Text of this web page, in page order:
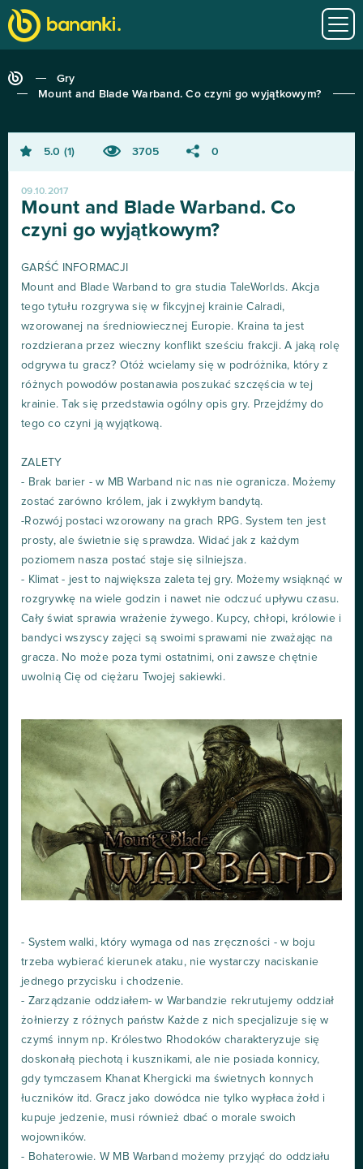
Gry
Mount and Blade Warband. Co czyni go wyjątkowym?
5.0 1 3705 0
09.10.2017
Mount and Blade Warband. Co
czyni go wyjątkowym?
GARŚĆ INFORMACJI
Mount and Blade Warband to gra studia TaleWorlds. Akcja
tego tytułu rozgrywa się w fikcyjnej krainie Calradi,
wzorowanej na średniowiecznej Europie. Kraina ta jest
rozdzierana przez wieczny konflikt sześciu frakcji. A jaką rolę
odgrywa tu gracz? Otóż wcielamy się w podróżnika, który z
różnych powodów postanawia poszukać szczęścia w tej
krainie. Tak się przedstawia ogólny opis gry. Przejdźmy do
tego co czyni ją wyjątkową.
ZALETY
- Brak barier - w MB Warband nic nas nie ogranicza. Możemy
zostać zarówno królem, jak i zwykłym bandytą.
-Rozwój postaci wzorowany na grach RPG. System ten jest
prosty, ale świetnie się sprawdza. Widać jak z każdym
poziomem nasza postać staje się silniejsza.
- Klimat - jest to największa zaleta tej gry. Możemy wsiąknąć w
rozgrywkę na wiele godzin i nawet nie odczuć upływu czasu.
Cały świat sprawia wrażenie żywego. Kupcy, chłopi, królowie i
bandyci wszyscy zajęci są swoimi sprawami nie zważając na
gracza. No może poza tymi ostatnimi, oni zawsze chętnie
uwolnią Cię od ciężaru Twojej sakiewki.
- System walki, który wymaga od nas zręczności - w boju
trzeba wybierać kierunek ataku, nie wystarczy naciskanie
jednego przycisku i chodzenie.
- Zarządzanie oddziałem- w Warbandzie rekrutujemy oddział
żołnierzy z różnych państw Każde z nich specjalizuje się w
czymś innym np. Królestwo Rhodoków charakteryzuje się
doskonałą piechotą i kusznikami, ale nie posiada konnicy,
gdy tymczasem Khanat Khergicki ma świetnych konnych
łuczników itd. Gracz jako dowódca nie tylko wypłaca żołd i
kupuje jedzenie, musi również dbać o morale swoich
wojowników.
- Bohaterowie. W MB Warband możemy przyjąć do oddziału